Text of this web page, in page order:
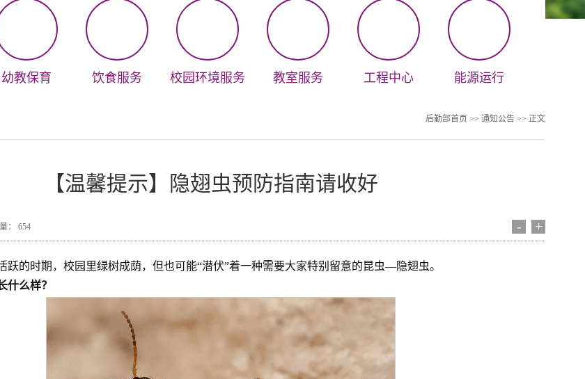
幼教保育 饮食服务 校园环境服务 教室服务 工程中心 能源运行
后勤部首页 >> 通知公告 >> 正文
【温馨提示】隐翅虫预防指南请收好
： 654 - +
跃的时期，校园里绿树成荫，但也可能“潜伏”着一种需要大家特别留意的昆虫—隐翅虫。
什么样？